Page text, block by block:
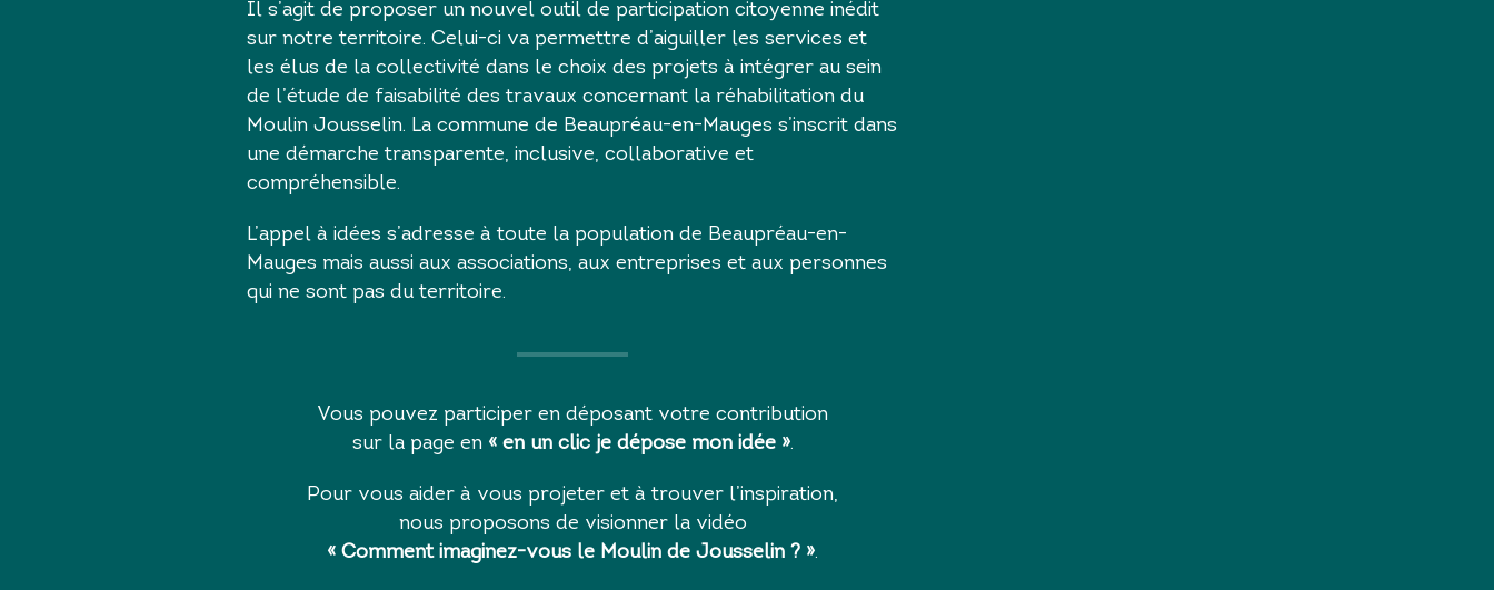
Il s’agit de proposer un nouvel outil de participation citoyenne inédit
sur notre territoire. Celui-ci va permettre d’aiguiller les services et
les élus de la collectivité dans le choix des projets à intégrer au sein
de l’étude de faisabilité des travaux concernant la réhabilitation du
Moulin Jousselin. La commune de Beaupréau-en-Mauges s’inscrit dans
une démarche transparente, inclusive, collaborative et
compréhensible.
L’appel à idées s’adresse à toute la population de Beaupréau-en-
Mauges mais aussi aux associations, aux entreprises et aux personnes
qui ne sont pas du territoire.
Vous pouvez participer en déposant votre contribution
sur la page en « en un clic je dépose mon idée».
Pour vous aider à vous projeter et à trouver l’inspiration,
nous proposons de visionner la vidéo
« Comment imaginez-vous le Moulin de Jousselin ? ».